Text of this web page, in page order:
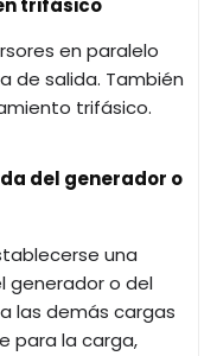
trifásico
en paralelo
de salida. También
trifásico.
del generador o
una
generador o del
las demás cargas
para la carga,